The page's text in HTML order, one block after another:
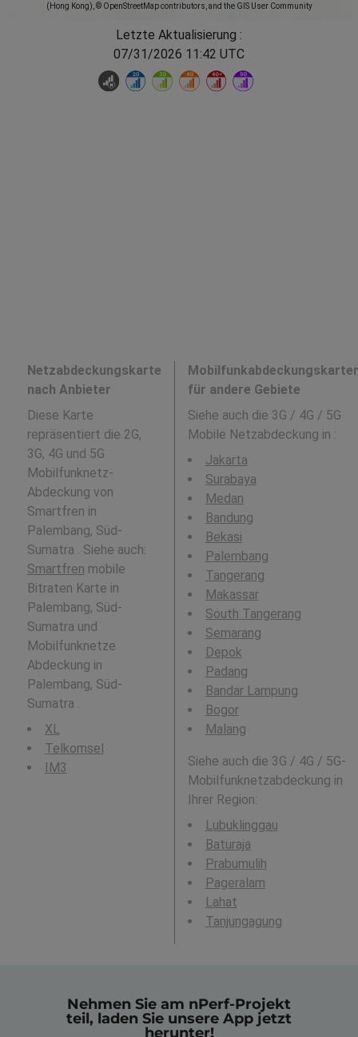
(Hong Kong), © OpenStreetMap contributors, and the GIS User Community
Letzte Aktualisierung :
07/31/2026 11:42 UTC
Netzabdeckungskarte
nach Anbieter
Diese Karte
repräsentiert die 2G,
3G, 4G und 5G
Mobilfunknetz-
Abdeckung von
Smartfren in
Palembang, Süd-
Sumatra . Siehe auch:
Smartfren mobile
Bitraten Karte in
Palembang, Süd-
Sumatra und
Mobilfunknetze
Abdeckung in
Palembang, Süd-
Sumatra .
XL
Telkomsel
IM3
für andere Gebiete
Siehe auch die 3G / 4G / 5G
Mobile Netzabdeckung in :
Jakarta
Surabaya
Medan
Bandung
Bekasi
Palembang
Tangerang
Makassar
South Tangerang
Semarang
Depok
Padang
Bandar Lampung
Bogor
Malang
Siehe auch die 3G / 4G / 5G-
Mobilfunknetzabdeckung in
Ihrer Region:
Lubuklinggau
Baturaja
Prabumulih
Pageralam
Lahat
Tanjungagung
Nehmen Sie am nPerf-Projekt
teil, laden Sie unsere App jetzt
herunter!